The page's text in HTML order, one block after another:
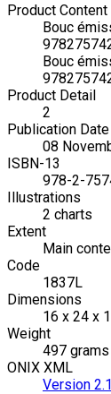
Product Content
Bouc
Bouc
Product Detail
2
Publication Date
08
ISBN-13
978-2-
Illustrations
2 charts
Extent
Main
Code
1837L
Dimensions
16 x 24 x
Weight
497 grams
ONIX XML
Version 2.1